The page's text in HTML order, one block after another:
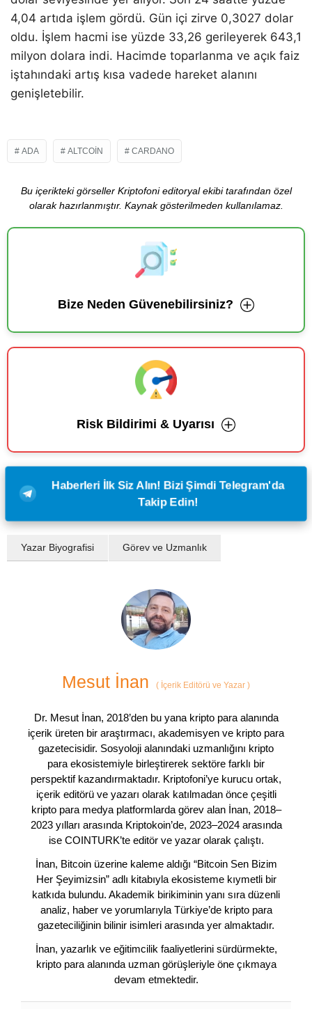
4,04 artıda işlem gördü. Gün içi zirve 0,3027 dolar
oldu. İşlem hacmi ise yüzde 33,26 gerileyerek 643,1
milyon dolara indi. Hacimde toparlanma ve açık faiz
iştahındaki artış kısa vadede hareket alanını
genişletebilir.
ADA ALTCOIN CARDANO
Bu içerikteki görseller Kriptofoni editoryal ekibi tarafından özel
olarak hazırlanmıştır. Kaynak gösterilmeden kullanılamaz.
Bize Neden Güvenebilirsiniz?
Risk Bildirimi & Uyarısı
Haberleri İlk Siz Alın! Bizi Şimdi Telegram'da
Takip Edin!
Yazar Biyografisi Görev ve Uzmanlık
Mesut İnan ( İçerik Editörü ve Yazar )
Dr. Mesut İnan, 2018’den bu yana kripto para alanında
içerik üreten bir araştırmacı, akademisyen ve kripto para
gazetecisidir. Sosyoloji alanındaki uzmanlığını kripto
para ekosistemiyle birleştirerek sektöre farklı bir
perspektif kazandırmaktadır. Kriptofoni’ye kurucu ortak,
içerik editörü ve yazarı olarak katılmadan önce çeşitli
kripto para medya platformlarda görev alan İnan, 2018–
2023 yılları arasında Kriptokoin’de, 2023–2024 arasında
ise COINTURK’te editör ve yazar olarak çalıştı.
İnan, Bitcoin üzerine kaleme aldığı “Bitcoin Sen Bizim
Her Şeyimizsin” adlı kitabıyla ekosisteme kıymetli bir
katkıda bulundu. Akademik birikiminin yanı sıra düzenli
analiz, haber ve yorumlarıyla Türkiye’de kripto para
gazeteciliğinin bilinir isimleri arasında yer almaktadır.
İnan, yazarlık ve eğitimcilik faaliyetlerini sürdürmekte,
kripto para alanında uzman görüşleriyle öne çıkmaya
devam etmektedir.